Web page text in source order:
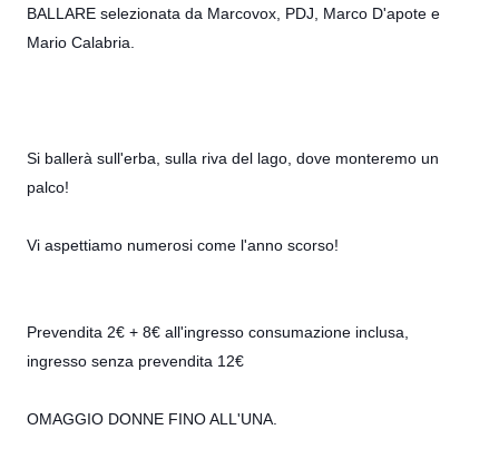
BALLARE selezionata da Marcovox , PDJ, Marco D'apote e
Mario Calabria.
Si ballerà sull'erba, sulla riva del lago, dove monteremo un
palco!
Vi aspettiamo numerosi come l'anno scorso!
Prevendita 2€ + 8€ all'ingresso consumazione inclusa,
ingresso senza prevendita 12€
OMAGGIO DONNE FINO ALL'UNA.